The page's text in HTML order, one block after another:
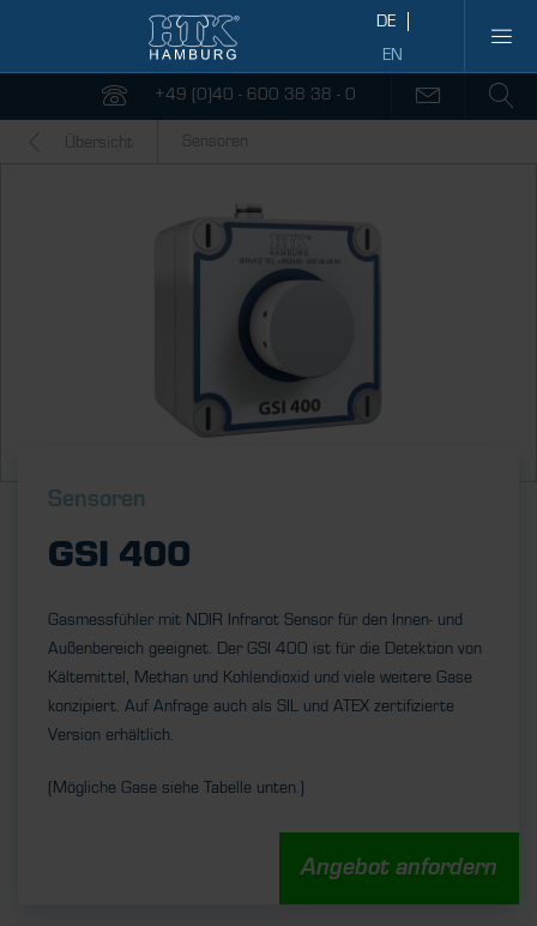
+49 (0)40 - 600 38 38 - 0
Übersicht Sensoren
Sensoren
GSI 400
Gasmessfühler mit NDIR Infrarot Sensor für den Innen- und
Außenbereich geeignet. Der GSI 400 ist für die Detektion von
Kältemittel, Methan und Kohlendioxid und viele weitere Gase
konzipiert. Auf Anfrage auch als SIL und ATEX zertifizierte
Version erhältlich.
(Mögliche Gase siehe Tabelle unten.)
Angebot anfordern